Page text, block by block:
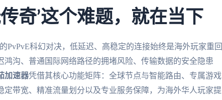
奇’这个难题，就在当下
PvPvE科幻对决，低延迟、高稳定的连接始终是海外玩家重回
沟、普通国际网络路径的拥堵风险、传输数据的安全隐患
加速器凭借其核心功能矩阵：全球节点与智能路由、专属游戏
带宽、精准流量划分以及专业服务保障，为海外华人玩家提